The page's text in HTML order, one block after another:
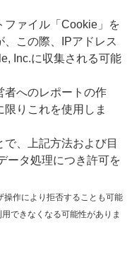
ファイル「Cookie」を
この際、IPアドレス
Inc.に収集される可能
者へのレポートの作
りこれを使用しま
、上記方法および目
ータ処理につき許可を
作により拒否することも可能
できなくなる可能性がありま